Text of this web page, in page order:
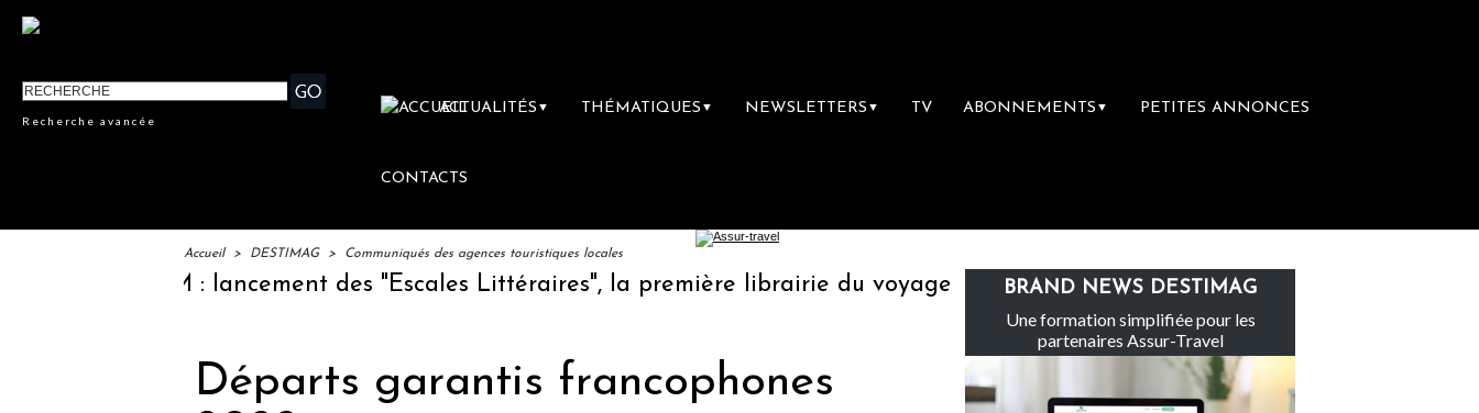
Recherche avancée
ACTUALITÉS ▼ THÉMATIQUES ▼ NEWSLETTERS ▼ TV ABONNEMENTS ▼ PETITES ANNONCES
CONTACTS
Accueil > DESTIMAG > Communiqués des agences touristiques locales
IFTM : lancement des "Escales Littéraires", la première librairie du voyage Le groupe Sainte-Claire rachète Eden Tour
Départs garantis francophones
BRAND NEWS DESTIMAG
Une formation simplifiée pour les
partenaires Assur-Travel